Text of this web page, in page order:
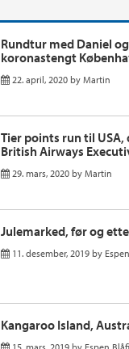
Rundtur med Daniel
koronastengt
22. april, 2020 by Martin
Tier points run til USA,
British Airways
29. mars, 2020 by Martin
Julemarked, før og
11. desember, 2019 by
Kangaroo Island,